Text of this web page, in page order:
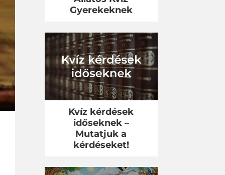
Gyerekeknek
Kvíz kérdések
időseknek –
Mutatjuk a
kérdéseket!